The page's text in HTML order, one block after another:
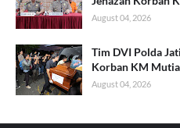
August 04, 2026
Tim DVI Polda
Korban KM
August 04, 2026